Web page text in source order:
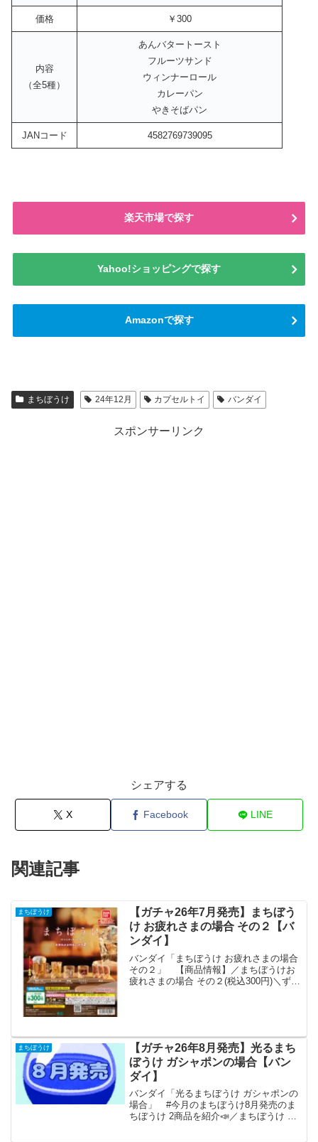
価格 ￥300
内容
（全5種）
あんバタートースト
フルーツサンド
ウィンナーロール
カレーパン
やきそばパン
JANコード 4582769739095
楽天市場で探す
Yahoo!ショッピングで探す
Amazonで探す
まちぼうけ 24年12月 カプセルトイ バンダイ
スポンサーリンク
シェアする
X Facebook LINE
関連記事
まちぼうけ
【ガチャ26年7月発売】まちぼう
け お疲れさまの場合 その２【バ
ンダイ】
バンダイ「まちぼうけ お疲れさまの場合
その２」 【商品情報】／まちぼうけお
疲れさまの場合 その２(税込300円)＼ずっ
まちぼうけ
【ガチャ26年8月発売】光るまち
ぼうけ ガシャポンの場合【バン
ダイ】
バンダイ「光るまちぼうけ ガシャポンの
場合」 #今月のまちぼうけ8月発売のま
ちぼうけ 2商品を紹介📣／まちぼうけ お